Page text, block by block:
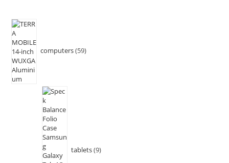
computers 59
tablets 9